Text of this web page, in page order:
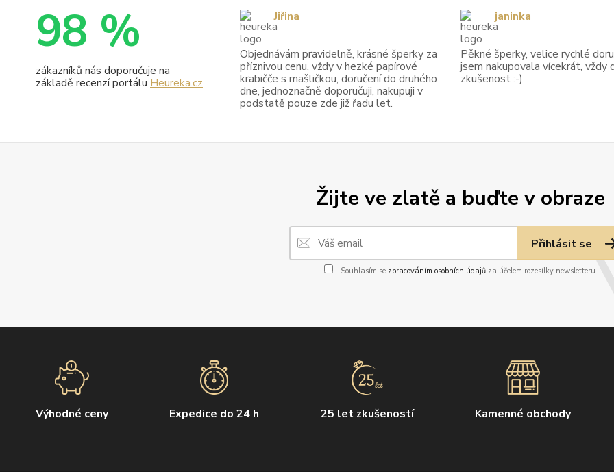
Žijte ve zlatě a buďte v obraze
Přihlásit se
Souhlasím se zpracováním osobních údajůza účelem rozesílky newsletteru.
Výhodné ceny Expedice do 24 h 25 let zkušeností Kamenné obchody
98 %
zákazníků nás doporučuje na
základě recenzí portálu Heureka.cz
Objednávám pravidelně, krásné šperky za
příznivou cenu, vždy v hezké papírové
krabičče s mašličkou, doručení do druhého
dne, jednoznačně doporučuji, nakupuji v
podstatě pouze zde již řadu let.
Jiřina
Pěkné šperky, velice rychlé
jsem nakupovala vícekrát, vždy
zkušenost :-)
janinka